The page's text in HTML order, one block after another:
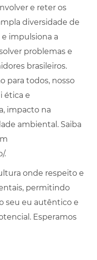
e reter os
diversidade de
e impulsiona a
problemas e
brasileiros.
para todos, nosso
ética e
impacto na
ambiental. Saiba
.
onde respeito e
permitindo
seu eu autêntico e
Esperamos